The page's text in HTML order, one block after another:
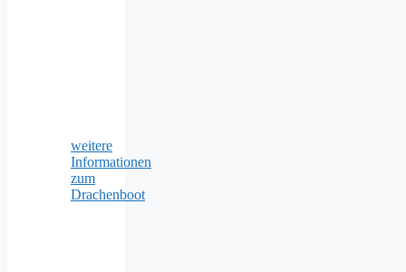
weitere
Informationen
zum
Drachenboot